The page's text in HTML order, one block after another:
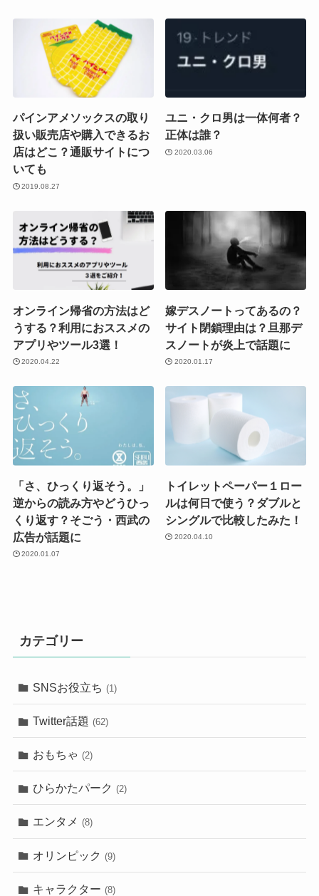
パインアメソックスの取り
扱い販売店や購入できるお
店はどこ？通販サイトにつ
いても
2019.08.27
ユニ・クロ男は一体何者？
正体は誰？
2020.03.06
オンライン帰省の方法はど
うする？利用におススメの
アプリやツール3選！
2020.04.22
嫁デスノートってあるの？
サイト閉鎖理由は？旦那デ
スノートが炎上で話題に
2020.01.17
「さ、ひっくり返そう。」
逆からの読み方やどうひっ
くり返す？そごう・西武の
広告が話題に
2020.01.07
トイレットペーパー１ロー
ルは何日で使う？ダブルと
シングルで比較したみた！
2020.04.10
カテゴリー
SNSお役立ち (1)
Twitter話題 (62)
おもちゃ (2)
ひらかたパーク (2)
エンタメ (8)
オリンピック (9)
キャラクター (8)